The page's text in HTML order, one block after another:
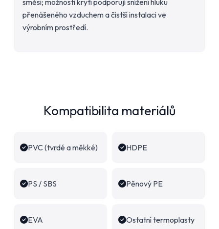
směsi; možnosti krytí podporují snížení hluku
přenášeného vzduchem a čistší instalaci ve
výrobním prostředí.
Kompatibilita materiálů
PVC (tvrdé a měkké) HDPE
PS / SBS Pěnový PE
EVA Ostatní termoplasty